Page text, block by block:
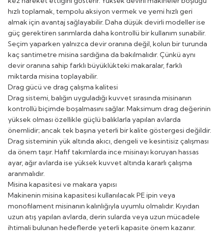
hızlı toplamak, tempolu aksiyon vermek ve yemi hızlı geri
almak için avantaj sağlayabilir. Daha düşük devirli modeller ise
güç gerektiren sarımlarda daha kontrollü bir kullanım sunabilir.
Seçim yaparken yalnızca devir oranına değil, kolun bir turunda
kaç santimetre misina sardığına da bakılmalıdır. Çünkü aynı
devir oranına sahip farklı büyüklükteki makaralar, farklı
miktarda misina toplayabilir.
Drag gücü ve drag çalışma kalitesi
Drag sistemi, balığın uyguladığı kuvvet sırasında misinanın
kontrollü biçimde boşalmasını sağlar. Maksimum drag değerinin
yüksek olması özellikle güçlü balıklarla yapılan avlarda
önemlidir; ancak tek başına yeterli bir kalite göstergesi değildir.
Drag sisteminin yük altında akıcı, dengeli ve kesintisiz çalışması
da önem taşır. Hafif takımlarda ince misinayı koruyan hassas
ayar, ağır avlarda ise yüksek kuvvet altında kararlı çalışma
aranmalıdır.
Misina kapasitesi ve makara yapısı
Makinenin misina kapasitesi kullanılacak PE ipin veya
monofilament misinanın kalınlığıyla uyumlu olmalıdır. Kıyıdan
uzun atış yapılan avlarda, derin sularda veya uzun mücadele
ihtimali bulunan hedeflerde yeterli kapasite önem kazanır.